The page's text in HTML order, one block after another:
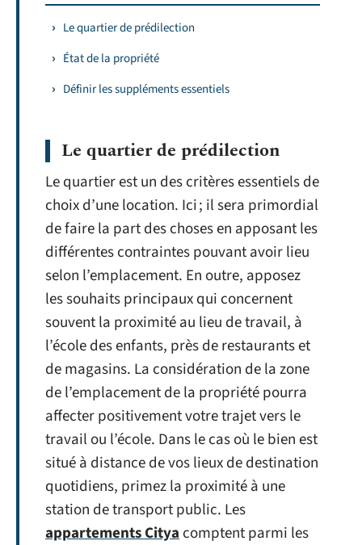
Le quartier de prédilection
État de la propriété
Définir les suppléments essentiels
Le quartier de prédilection
Le quartier est un des critères essentiels de
choix d’une location. Ici ; il sera primordial
de faire la part des choses en apposant les
différentes contraintes pouvant avoir lieu
selon l’emplacement. En outre, apposez
les souhaits principaux qui concernent
souvent la proximité au lieu de travail, à
l’école des enfants, près de restaurants et
de magasins. La considération de la zone
de l’emplacement de la propriété pourra
affecter positivement votre trajet vers le
travail ou l’école. Dans le cas où le bien est
situé à distance de vos lieux de destination
quotidiens, primez la proximité à une
station de transport public. Les
appartements Cityacomptent parmi les